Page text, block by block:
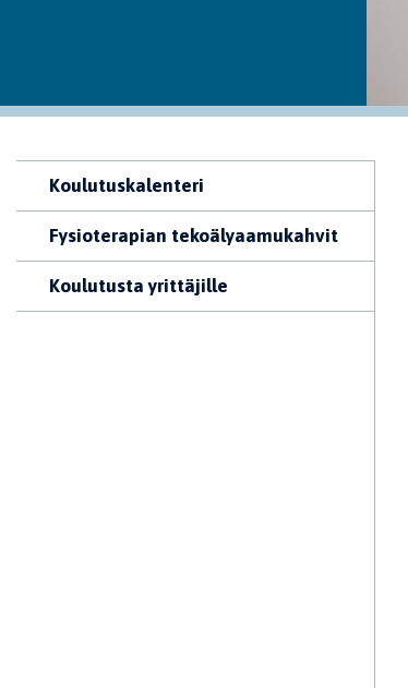
Koulutuskalenteri
Fysioterapian tekoälyaamukahvit
Koulutusta yrittäjille